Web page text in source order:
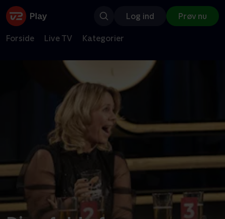
Log ind Prøv nu
Forside Live TV Kategorier